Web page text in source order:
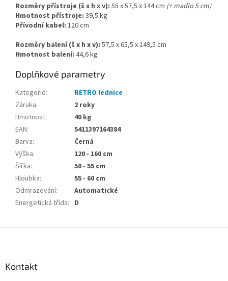
Rozměry přístroje (š x h x v): 55 x 57,5 x 144 cm (+ madlo 5 cm)
Hmotnost přístroje: 39,5 kg
Přívodní kabel: 120 cm
Rozměry balení (š x h x v): 57,5 x 65,5 x 149,5 cm
Hmotnost balení: 44,6 kg
Doplňkové parametry
Kategorie:
RETRO lednice
Záruka:
2 roky
Hmotnost:
40 kg
EAN:
5411397164384
Barva:
Černá
Výška:
120 - 160 cm
Šířka:
50 - 55 cm
Hloubka:
55 - 60 cm
Odmrazování:
Automatické
Energetická třída: D
Kontakt